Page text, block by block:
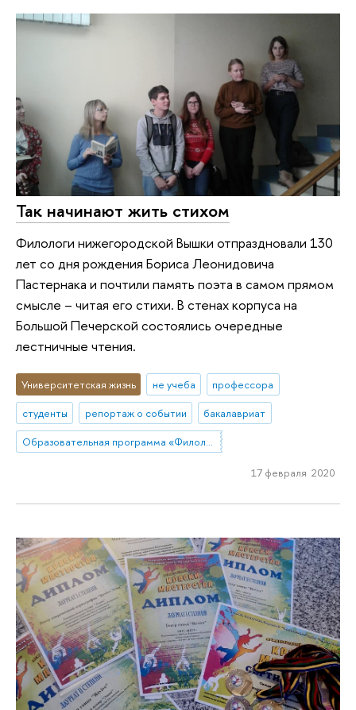
Так начинают жить стихом
Филологи нижегородской Вышки отпраздновали 130
лет со дня рождения Бориса Леонидовича
Пастернака и почтили память поэта в самом прямом
смысле – читая его стихи. В стенах корпуса на
Большой Печерской состоялись очередные
лестничные чтения.
Университетская жизнь не учеба
профессора
студенты
репортаж о событии
бакалавриат
Образовательная программа «Филология»
17 февраля 2020